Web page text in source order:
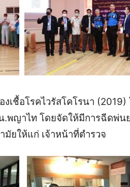
งเชื้อโรคไวรัสโคโรนา
.พญาไท โดยจัดให้มีการฉีดพ่น
มัยให้แก่ เจ้าหน้าที่ตำรวจ